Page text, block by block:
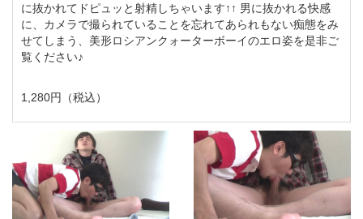
に抜かれてドピュッと射精しちゃいます↑↑ 男に抜かれる快感
に、カメラで撮られていることを忘れてあられもない痴態をみ
せてしまう、美形ロシアンクォーターボーイのエロ姿を是非ご
覧ください♪
1,280円（税込）